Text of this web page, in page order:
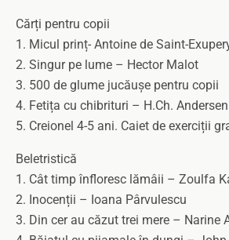
Cărți pentru copii
1. Micul prinț- Antoine de Saint-
2. Singur pe lume – Hector Malot
3. 500 de glume jucăușe pentru copii
4. Fetița cu chibrituri – H.Ch.
5. Creionel 4-5 ani. Caiet de exerciții
Beletristică
1. Cât timp înfloresc lămâii – Zoulfa
2. Inocenții – Ioana Pârvulescu
3. Din cer au căzut trei mere – Narine